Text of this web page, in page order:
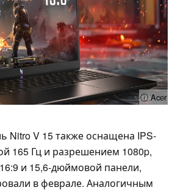
ⓘ Acer
Nitro V 15 также оснащена IPS-
165 Гц и разрешением 1080p,
и 15,6-дюймовой панели,
в феврале. Аналогичным